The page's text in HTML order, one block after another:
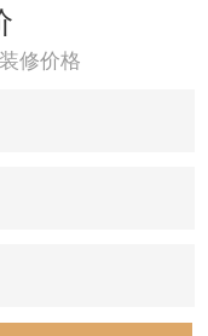
修价格